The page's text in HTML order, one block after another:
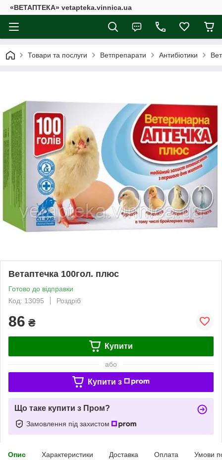
«ВЕТАПТЕКА» vetapteka.vinnica.ua
Товари та послуги Ветпрепарати Антибіотики
Ветаптечка 100гол. плюс
Готово до відправки
Код: 13095
Роздріб
86 ₴
Купити
або
Купити з
Що таке купити з Пром?
Замовлення під захистом
Опис Характеристики Доставка Оплата Умови